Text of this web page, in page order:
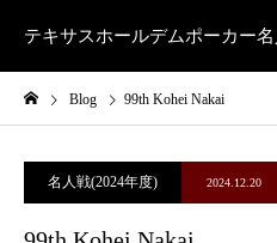
テキサスホールデムポーカー
Blog 99th Kohei Nakai
名人戦(2024年度) 2024.12.20